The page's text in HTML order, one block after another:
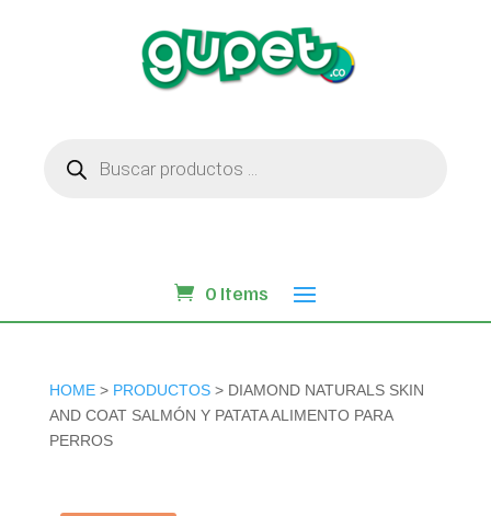
productos
0 Items
HOME> PRODUCTOS> DIAMOND NATURALS SKIN
AND COAT SALMÓN Y PATATA ALIMENTO PARA
PERROS